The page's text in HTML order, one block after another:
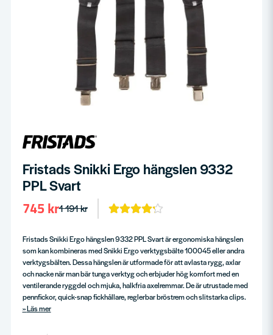
Fristads Snikki Ergo hängslen 9332
PPL Svart
1 191 kr
745 kr
Fristads Snikki Ergo hängslen 9332 PPL Svart är ergonomiska hängslen
som kan kombineras med Snikki Ergo verktygsbälte 100045 eller andra
verktygsbälten. Dessa hängslen är utformade för att avlasta rygg, axlar
och nacke när man bär tunga verktyg och erbjuder hög komfort med en
ventilerande ryggdel och mjuka, halkfria axelremmar. De är utrustade med
pennfickor, quick-snap fickhållare, reglerbar bröstrem och slitstarka clips.
Läs mer